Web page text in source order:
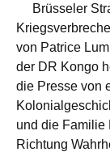
Brüsseler
von Patrice
der DR Kongo
die Presse von
und die Familie
Richtung